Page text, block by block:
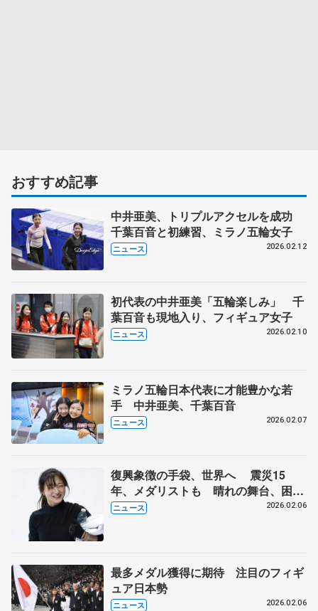
おすすめ記事
中井亜美、トリプルアクセルを成功
千葉百音と初練習、ミラノ五輪女子
ニュース 2026.02.12
初代表の中井亜美「五輪楽しみ」 千
葉百音も現地入り、フィギュア女子
ニュース 2026.02.10
ミラノ五輪日本代表に才能豊かな若
手 中井亜美、千葉百音
ニュース 2026.02.07
復興象徴の手袋、世界へ 震災15
年、メダリストも 晴れの舞台、困難
乗り越え
ニュース 2026.02.06
最多メダル獲得に期待 注目のフィギ
ュア日本勢
ニュース 2026.02.06